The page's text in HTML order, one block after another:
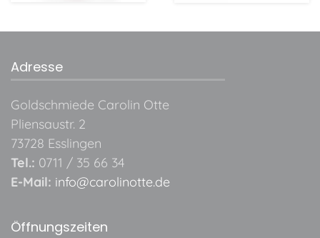
Adresse
Goldschmiede Carolin Otte
Pliensaustr. 2
73728 Esslingen
Tel.: 0711 / 35 66 34
E-Mail: info@carolinotte.de
Öffnungszeiten